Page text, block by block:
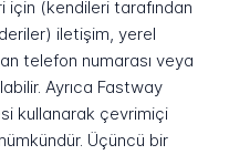
(kendileri tarafından
iletişim, yerel
telefon numarası veya
Ayrıca Fastway
kullanarak çevrimiçi
Üçüncü bir